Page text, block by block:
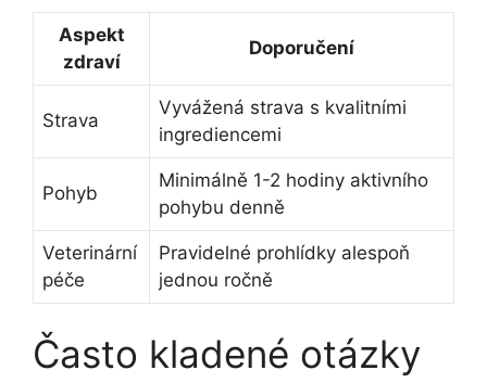
Aspekt
zdraví
Doporučení
Strava
Vyvážená strava s kvalitními
ingrediencemi
Pohyb
Minimálně 1-2 hodiny aktivního
pohybu denně
Veterinární
péče
Pravidelné prohlídky alespoň
jednou ročně
Často kladené otázky